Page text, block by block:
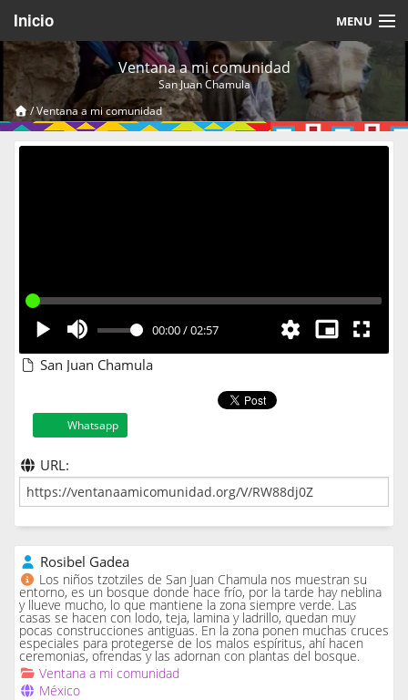
Inicio MENU
Acerca de
Videos Temáticos
Cerrar Sesión
Ventana a mi comunidad
San Juan Chamula
/Ventana a mi comunidad
00:00/02:57
San Juan Chamula
Whatsapp
URL:
Rosibel Gadea
Los niños tzotziles de San Juan Chamula nos muestran su
entorno, es un bosque donde hace frío, por la tarde hay neblina
y llueve mucho, lo que mantiene la zona siempre verde. Las
casas se hacen con lodo, teja, lamina y ladrillo, quedan muy
pocas construcciones antiguas. En la zona ponen muchas cruces
especiales para protegerse de los malos espíritus, ahí hacen
ceremonias, ofrendas y las adornan con plantas del bosque.
Ventana a mi comunidad
México